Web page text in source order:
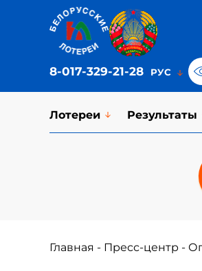
8-017-329-21-28
Лотереи Результаты
Главная - Пресс-центр -